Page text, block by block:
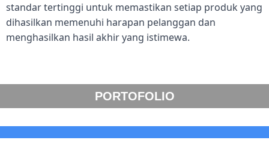
standar tertinggi untuk memastikan setiap produk yang
dihasilkan memenuhi harapan pelanggan dan
menghasilkan hasil akhir yang istimewa.
PORTOFOLIO